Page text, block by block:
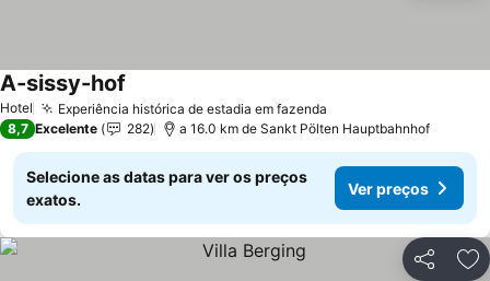
Hotel Experiência histórica de estadia em fazenda
A-sissy-hof
8,7 Excelente 282 a 16.0 km de Sankt Pölten Hauptbahnhof
Selecione as datas para ver os preços
exatos.
Ver preços
Partilhar